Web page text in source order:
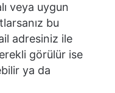
veya uygun
bu
adresiniz ile
görülür ise
ya da